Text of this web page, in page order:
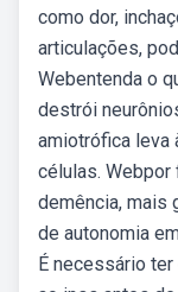
como dor,
articulações,
Webentenda o
destrói
amiotrófica leva
células. Webpor
demência, mais
de autonomia
É necessário